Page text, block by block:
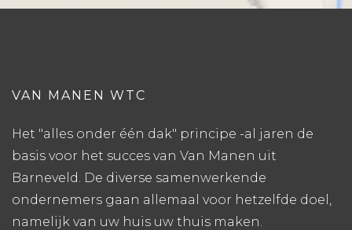
VAN MANEN WTC
Het "alles onder één dak" principe -al jaren de
basis voor het succes van Van Manen uit
Barneveld. De diverse samenwerkende
ondernemers gaan allemaal voor hetzelfde doel,
namelijk van uw huis uw thuis maken.